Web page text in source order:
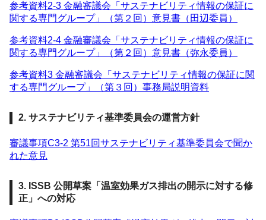
参考資料2-3 金融審議会「サステナビリティ情報の保証に
関する専門グループ」（第２回）意見書（田辺委員）
参考資料2-4 金融審議会「サステナビリティ情報の保証に
関する専門グループ」（第２回）意見書（弥永委員）
参考資料3 金融審議会「サステナビリティ情報の保証に関
する専門グループ」（第３回）事務局説明資料
2. サステナビリティ基準委員会の運営方針
審議事項C3-2 第51回サステナビリティ基準委員会で聞か
れた意見
3. ISSB 公開草案「温室効果ガス排出の開示に対する修
正」への対応